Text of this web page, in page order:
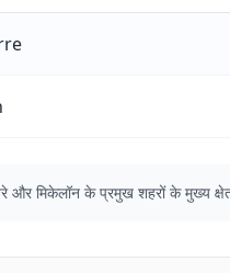
और मिकेलॉन के प्रमुख शहरों के मुख्य